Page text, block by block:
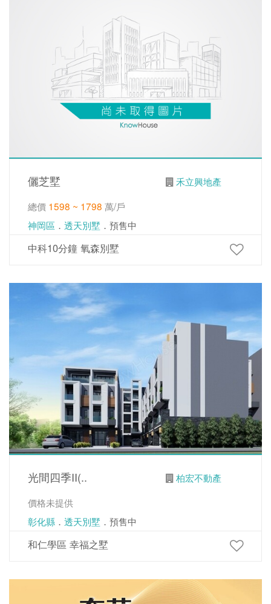
儷芝墅
禾立興地產
總價 1598 ~ 1798 萬/戶
神岡區 ． 透天別墅 ．預售中
中科10分鐘 氧森別墅
光間四季II(..
柏宏不動產
價格未提供
彰化縣 ． 透天別墅 ．預售中
和仁學區 幸福之墅